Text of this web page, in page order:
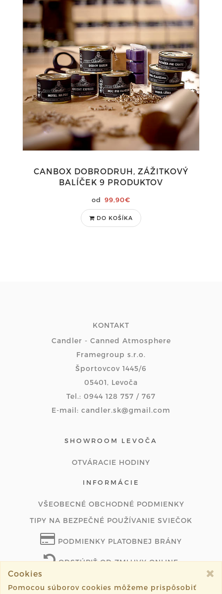
CANBOX DOBRODRUH, ZÁŽITKOVÝ
BALÍČEK 9 PRODUKTOV
99,90€
DO KOŠÍKA
KONTAKT
Candler - Canned Atmosphere
Framegroup s.r.o.
Športovcov 1445/6
05401, Levoča
Tel.: 0944 128 757 / 767
E-mail: candler.sk@gmail.com
SHOWROOM LEVOČA
OTVÁRACIE HODINY
INFORMÁCIE
VŠEOBECNÉ OBCHODNÉ PODMIENKY
TIPY NA BEZPEČNÉ POUŽÍVANIE SVIEČOK
PODMIENKY PLATOBNEJ BRÁNY
ODSTÚPIŤ OD ZMLUVY ONLINE
Cookies
Pomocou súborov cookies môžeme prispôsobiť